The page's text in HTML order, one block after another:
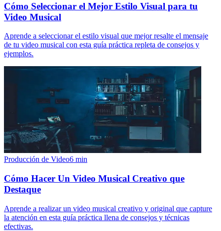
Cómo Seleccionar el Mejor Estilo Visual para tu
Video Musical
Aprende a seleccionar el estilo visual que mejor resalte el mensaje
de tu video musical con esta guía práctica repleta de consejos y
ejemplos.
Producción de Video6 min
Cómo Hacer Un Video Musical Creativo que
Destaque
Aprende a realizar un video musical creativo y original que capture
la atención en esta guía práctica llena de consejos y técnicas
efectivas.